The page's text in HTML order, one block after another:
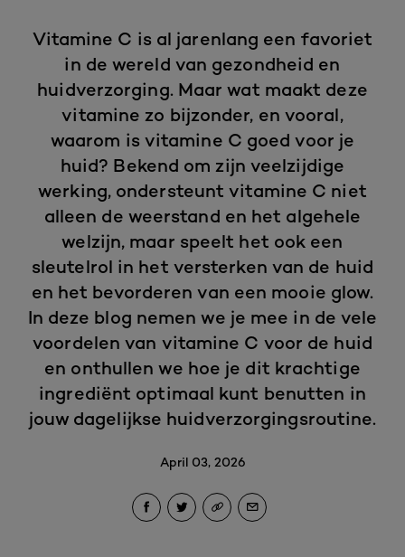
Vitamine C is al jarenlang een favoriet
in de wereld van gezondheid en
huidverzorging. Maar wat maakt deze
vitamine zo bijzonder, en vooral,
waarom is vitamine C goed voor je
huid? Bekend om zijn veelzijdige
werking, ondersteunt vitamine C niet
alleen de weerstand en het algehele
welzijn, maar speelt het ook een
sleutelrol in het versterken van de huid
en het bevorderen van een mooie glow.
In deze blog nemen we je mee in de vele
voordelen van vitamine C voor de huid
en onthullen we hoe je dit krachtige
ingrediënt optimaal kunt benutten in
jouw dagelijkse huidverzorgingsroutine.
April 03, 2026